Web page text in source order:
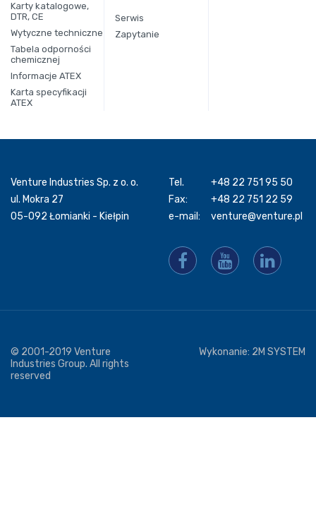
Karty katalogowe,
DTR, CE
Wytyczne techniczne
Tabela odporności
chemicznej
Informacje ATEX
Karta specyfikacji
ATEX
Serwis
Zapytanie
Venture Industries Sp. z o. o.
ul. Mokra 27
05-092 Łomianki - Kiełpin
Tel.
+48 22 751 95 50
Fax:
+48 22 751 22 59
e-mail:
venture@venture.pl
© 2001-2019 Venture
Industries Group. All rights
reserved
Wykonanie: 2M SYSTEM